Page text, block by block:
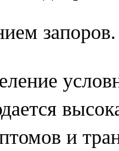
запоров.
и